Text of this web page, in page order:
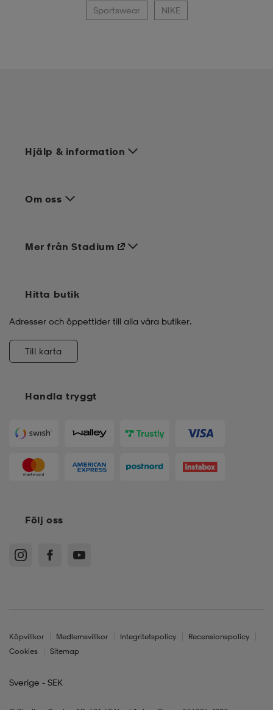
Sportswear NIKE
Hjälp & information
Om oss
Handla tryggt
Mer från Stadium
Hitta butik
Adresser och öppettider till alla våra butiker.
Till karta
Följ oss
Köpvillkor Medlemsvillkor Integritetspolicy
Recensionspolicy
Cookies
Sitemap
Sverige - SEK